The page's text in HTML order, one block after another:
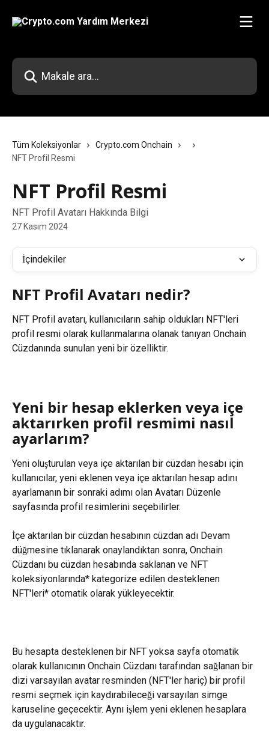
Makale ara...
Tüm Koleksiyonlar
Crypto.com Onchain
NFT Profil Resmi
NFT Profil Resmi
NFT Profil Avatarı Hakkında Bilgi
27 Kasım 2024
İçindekiler
NFT Profil Avatarı nedir?
NFT Profil avatarı, kullanıcıların sahip oldukları NFT'leri
profil resmi olarak kullanmalarına olanak tanıyan Onchain
Cüzdanında sunulan yeni bir özelliktir.
Yeni bir hesap eklerken veya içe
aktarırken profil resmimi nasıl
ayarlarım?
Yeni oluşturulan veya içe aktarılan bir cüzdan hesabı için
kullanıcılar, yeni eklenen veya içe aktarılan hesap adını
ayarlamanın bir sonraki adımı olan Avatarı Düzenle
sayfasında profil resimlerini seçebilirler.
İçe aktarılan bir cüzdan hesabının cüzdan adı Devam
düğmesine tıklanarak onaylandıktan sonra, Onchain
Cüzdanı bu cüzdan hesabında saklanan ve NFT
koleksiyonlarında* kategorize edilen desteklenen
NFT'leri* otomatik olarak yükleyecektir.
Bu hesapta desteklenen bir NFT yoksa sayfa otomatik
olarak kullanıcının Onchain Cüzdanı tarafından sağlanan bir
dizi varsayılan avatar resminden (NFT'ler hariç) bir profil
resmi seçmek için kaydırabileceği varsayılan simge
karuseline geçecektir. Aynı işlem yeni eklenen hesaplara
da uygulanacaktır.